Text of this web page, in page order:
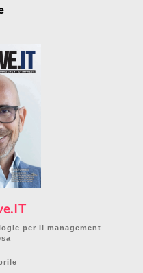
per il management